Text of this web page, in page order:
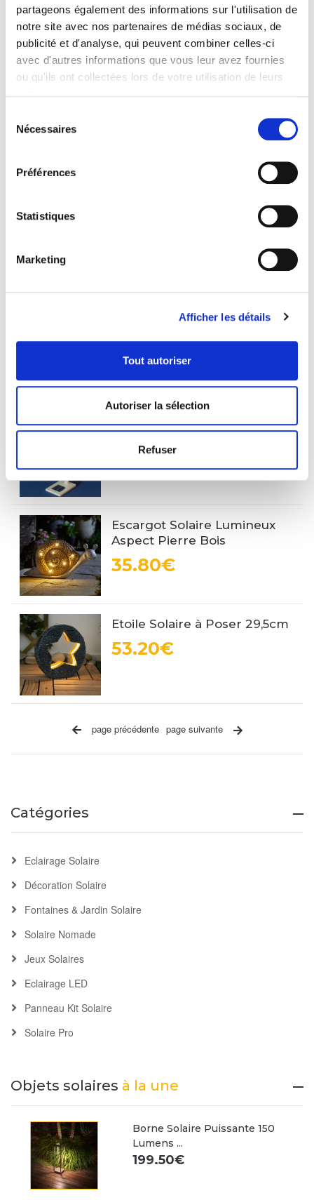
partageons également des informations sur l'utilisation de
notre site avec nos partenaires de médias sociaux, de
publicité et d'analyse, qui peuvent combiner celles-ci
avec d'autres informations que vous leur avez fournies
ou qu'ils ont collectées lors de votre utilisation de leurs
Nécessaires
Préférences
Statistiques
Marketing
Afficher les détails
Tout autoriser
Autoriser la sélection
Refuser
Eclairage Solaire pour
Cabanon Smart 50 Lumens
28.90€
Element supplémentaire de
Cascade Solaire Ruisseau
Eléphant Solaire
55.80€
Eolienne Solaire Repower
65.09€
Escargot Solaire Lumineux
Aspect Pierre Bois
35.80€
Etoile Solaire à Poser 29,5cm
53.20€
page précédente page suivante
Catégories
Eclairage Solaire
Décoration Solaire
Fontaines & Jardin Solaire
Solaire Nomade
Jeux Solaires
Eclairage LED
Panneau Kit Solaire
Solaire Pro
Objets solaires à la une
Borne Solaire Puissante 150
Lumens ...
199.50€